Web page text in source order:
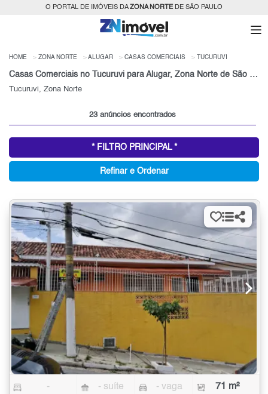
O PORTAL DE IMÓVEIS DAZONA NORTEDE SÃO PAULO
HOME ZONA NORTE ALUGAR CASAS COMERCIAIS TUCURUVI
Casas Comerciais no Tucuruvi para Alugar, Zona Norte de São Paulo, SP
Tucuruvi, Zona Norte
23 anúncios encontrados
* FILTRO PRINCIPAL *
Refinar e Ordenar
- - suíte - vaga 71 m²